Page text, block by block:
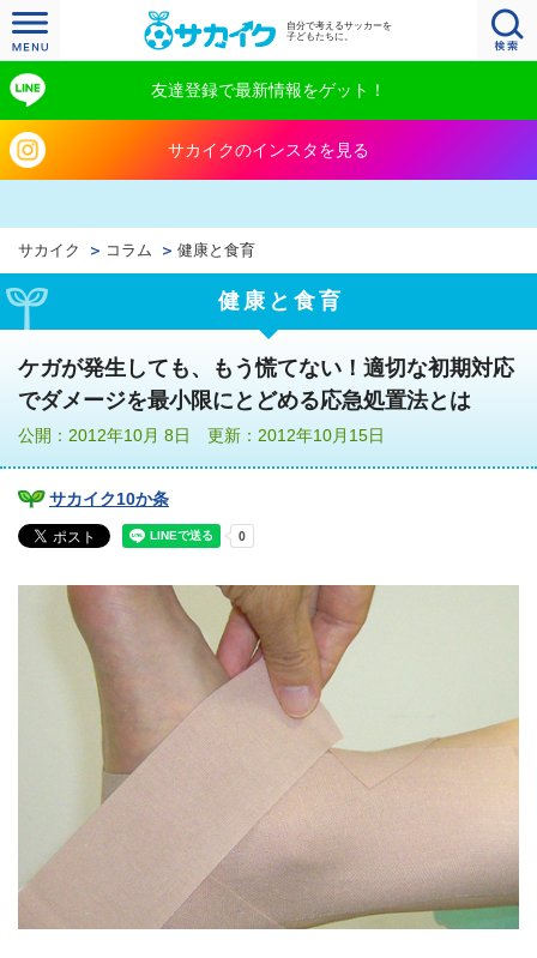
自分で考えるサッカーを
子どもたちに。
友達登録で最新情報をゲット！
サカイクのインスタを見る
サカイク コラム 健康と食育
健康と食育
ケガが発生しても、もう慌てない！適切な初期対応
でダメージを最小限にとどめる応急処置法とは
公開：2012年10月 8日 更新：2012年10月15日
サカイク10か条